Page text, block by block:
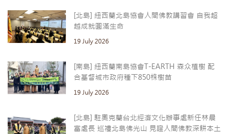
[北島] 紐西蘭北島協會人間佛教講習會 自我超
越成就圓滿生命
19 July 2026
[南島] 紐西蘭南島協會T-EARTH 森众植樹 配
合基督城市政府種下850株樹苗
19 July 2026
[北島] 駐奧克蘭台北經濟文化辦事處新任林晨
富處長 巡禮北島佛光山 見證人間佛教深耕本土